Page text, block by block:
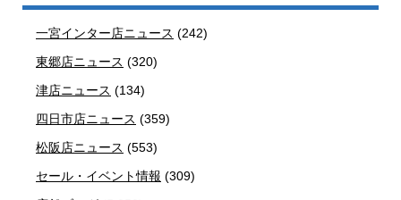
一宮インター店ニュース (242)
東郷店ニュース (320)
津店ニュース (134)
四日市店ニュース (359)
松阪店ニュース (553)
セール・イベント情報 (309)